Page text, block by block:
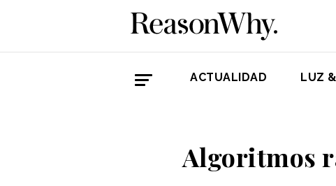
ACTUALIDAD LUZ
Algoritmos